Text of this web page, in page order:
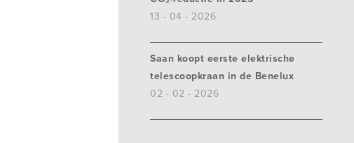
13 - 04 - 2026
Saan koopt eerste elektrische
telescoopkraan in de Benelux
02 - 02 - 2026